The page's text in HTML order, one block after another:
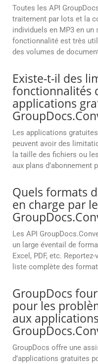
Toutes les API
traitement par lots et la
individuels en MP3 en un
fonctionnalité est très
des volumes de
Existe-t-il des
fonctionnalités
applications
Les applications
peuvent avoir des
la taille des fichiers ou
aux plans d’abonnement
Quels formats
en charge par
Les API
un large éventail de
Excel, PDF, etc.
liste complète des
GroupDocs
pour les
aux
GroupDocs offre une
d’applications gratuites